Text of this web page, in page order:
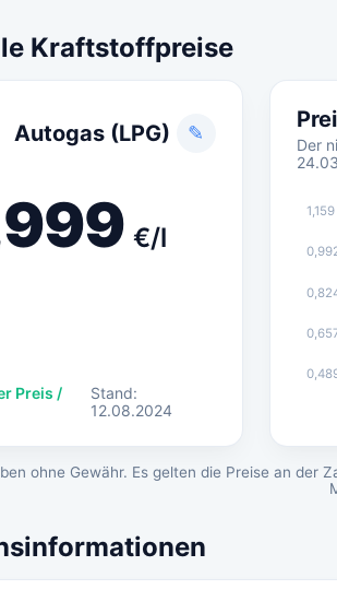
Kraftstoffpreise
Autogas (LPG) ✎
€/l
Preis /
Stand:
12.08.2024
Der
1,159
ohne Gewähr. Es gelten die Preise an der